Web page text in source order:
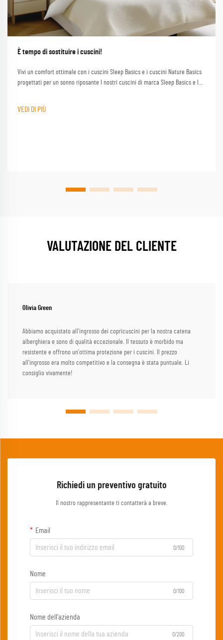
È tempo di sostituire i cuscini!
Vivi un comfort ottimale con i cuscini Sleep Basics e i cuscini Nature Basics
progettati per un sonno riposante I nostri cuscini di marca Sleep Basics e le
VEDI DI PIÙ
VALUTAZIONE DEL CLIENTE
Olivia Green
Abbiamo acquistato all'ingrosso dei copricuscini per la nostra catena
alberghiera e sono di qualità eccezionale. Il tessuto è morbido ma
resistente e offrono un'ottima protezione per i cuscini. Il prezzo
all'ingrosso era molto competitivo e la consegna è stata puntuale. Li
consiglio vivamente!
Richiedi un preventivo gratuito
Il nostro rappresentante ti contatterà a breve.
Email
0/100
Nome
0/100
Nome dell'azienda
0/200